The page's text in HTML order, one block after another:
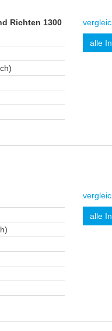
Richten 1300
alle
alle